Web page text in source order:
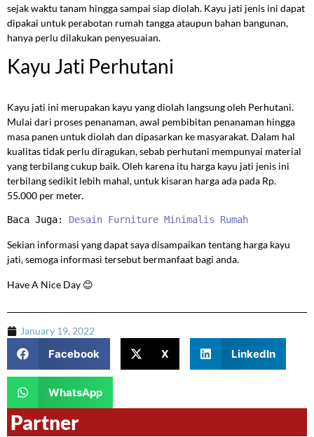
sejak waktu tanam hingga sampai siap diolah. Kayu jati jenis ini dapat
dipakai untuk perabotan rumah tangga ataupun bahan bangunan,
hanya perlu dilakukan penyesuaian.
Kayu Jati Perhutani
Kayu jati ini merupakan kayu yang diolah langsung oleh Perhutani.
Mulai dari proses penanaman, awal pembibitan penanaman hingga
masa panen untuk diolah dan dipasarkan ke masyarakat. Dalam hal
kualitas tidak perlu diragukan, sebab perhutani mempunyai material
yang terbilang cukup baik. Oleh karena itu harga kayu jati jenis ini
terbilang sedikit lebih mahal, untuk kisaran harga ada pada Rp.
55.000 per meter.
Baca Juga: Desain Furniture Minimalis Rumah
Sekian informasi yang dapat saya disampaikan tentang harga kayu
jati, semoga informasi tersebut bermanfaat bagi anda.
Have A Nice Day 😊
January 19, 2022
Facebook X LinkedIn
WhatsApp
Partner